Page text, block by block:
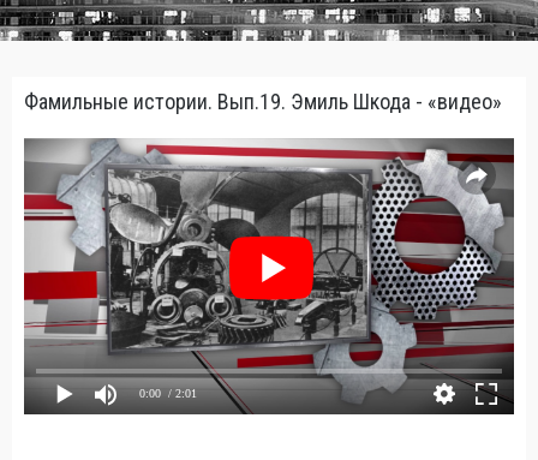
Фамильные истории. Вып.19. Эмиль Шкода - «видео»
0:00 / 2:01